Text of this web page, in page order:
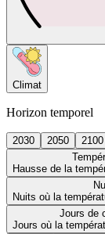
Climat
Horizon temporel
2030 2050
2100
Hausse de la
Nuits où la
Jours de
Jours où la